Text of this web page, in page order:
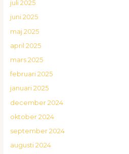
juli 2025
juni 2025
maj 2025
april 2025
mars 2025
februari 2025
januari 2025
december 2024
oktober 2024
september 2024
augusti 2024